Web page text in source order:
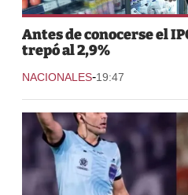
Antes de conocerse el
trepó al 2,9%
NACIONALES-19:47